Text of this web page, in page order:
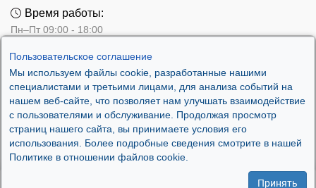
Пользовательское соглашение
Мы используем файлы cookie, разработанные нашими
специалистами и третьими лицами, для анализа событий на
нашем веб-сайте, что позволяет нам улучшать взаимодействие
с пользователями и обслуживание. Продолжая просмотр
страниц нашего сайта, вы принимаете условия его
использования. Более подробные сведения смотрите в нашей
Политике в отношении файлов cookie.
Принять
Время работы:
Пн–Пт 09:00 - 18:00
Вс - выходной